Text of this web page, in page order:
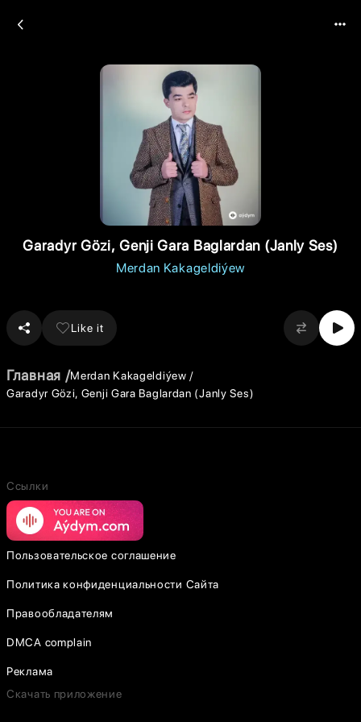
Garadyr Gözi, Genji Gara Baglardan (Janly Ses)
Merdan Kakageldiýew
Like it
Главная
Merdan Kakageldiýew
Garadyr Gözi, Genji Gara Baglardan (Janly Ses)
Ссылки
Пользовательское соглашение
Политика конфиденциальности Сайта
Правообладателям
DMCA complain
Реклама
Скачать приложение